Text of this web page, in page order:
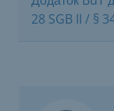
28 SGB II / §